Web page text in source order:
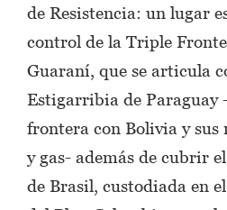
de Resistencia: un lugar
control de la Triple
Guaraní, que se articula
Estigarribia de Paraguay
frontera con Bolivia y sus
y gas- además de cubrir
de Brasil, custodiada en